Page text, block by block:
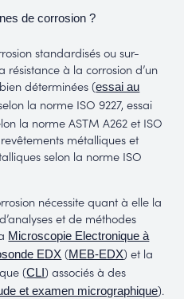
de corrosion ?
standardisés ou sur-
résistance à la corrosion d’un
déterminées (essai au
la norme ISO 9227, essai
la norme ASTM A262 et ISO
métalliques et
selon la norme ISO
nécessite quant à elle la
et de méthodes
Microscopie Electronique à
EDX (MEB-EDX) et la
(CLI) associés à des
et examen micrographique).